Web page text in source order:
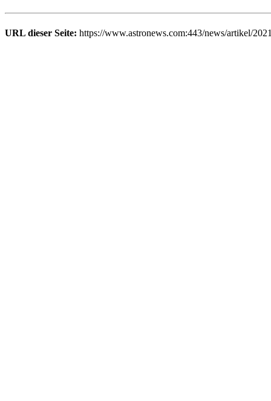
URL dieser Seite: https://www.astronews.com:443/news/artikel/